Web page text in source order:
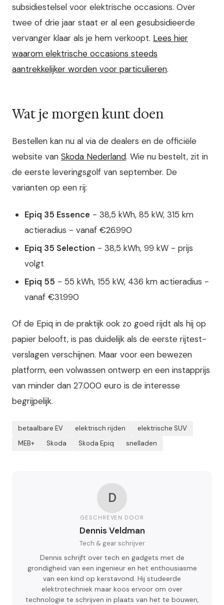
subsidiestelsel voor elektrische occasions. Over
twee of drie jaar staat er al een gesubsidieerde
vervanger klaar als je hem verkoopt. Lees hier
waarom elektrische occasions steeds
aantrekkelijker worden voor particulieren.
Wat je morgen kunt doen
Bestellen kan nu al via de dealers en de officiële
website van Skoda Nederland. Wie nu bestelt, zit in
de eerste leveringsgolf van september. De
varianten op een rij:
Epiq 35 Essence - 38,5 kWh, 85 kW, 315 km
actieradius - vanaf €26.990
Epiq 35 Selection - 38,5 kWh, 99 kW - prijs
volgt
Epiq 55 - 55 kWh, 155 kW, 436 km actieradius -
vanaf €31.990
Of de Epiq in de praktijk ook zo goed rijdt als hij op
papier belooft, is pas duidelijk als de eerste rijtest-
verslagen verschijnen. Maar voor een bewezen
platform, een volwassen ontwerp en een instapprijs
van minder dan 27.000 euro is de interesse
begrijpelijk.
betaalbare EV elektrisch rijden
elektrische SUV
MEB+
Skoda Skoda Epiq snelladen
D
GESCHREVEN DOOR
Dennis Veldman
Tech & gear schrijver
Dennis schrijft over tech en gadgets met de
grondigheid van een ingenieur en het enthousiasme
van een kind op kerstavond. Hij studeerde
elektrotechniek maar koos ervoor om over
technologie te schrijven in plaats van het te bouwen,